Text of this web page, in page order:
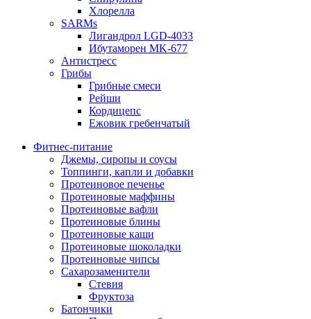
Хлорелла
SARMs
Лигандрол LGD-4033
Ибутаморен MK-677
Антистресс
Грибы
Грибные смеси
Рейши
Кордицепс
Ежовик гребенчатый
Фитнес-питание
Джемы, сиропы и соусы
Топпинги, капли и добавки
Протеиновое печенье
Протеиновые маффины
Протеиновые вафли
Протеиновые блины
Протеиновые каши
Протеиновые шоколадки
Протеиновые чипсы
Сахарозаменители
Стевия
Фруктоза
Батончики